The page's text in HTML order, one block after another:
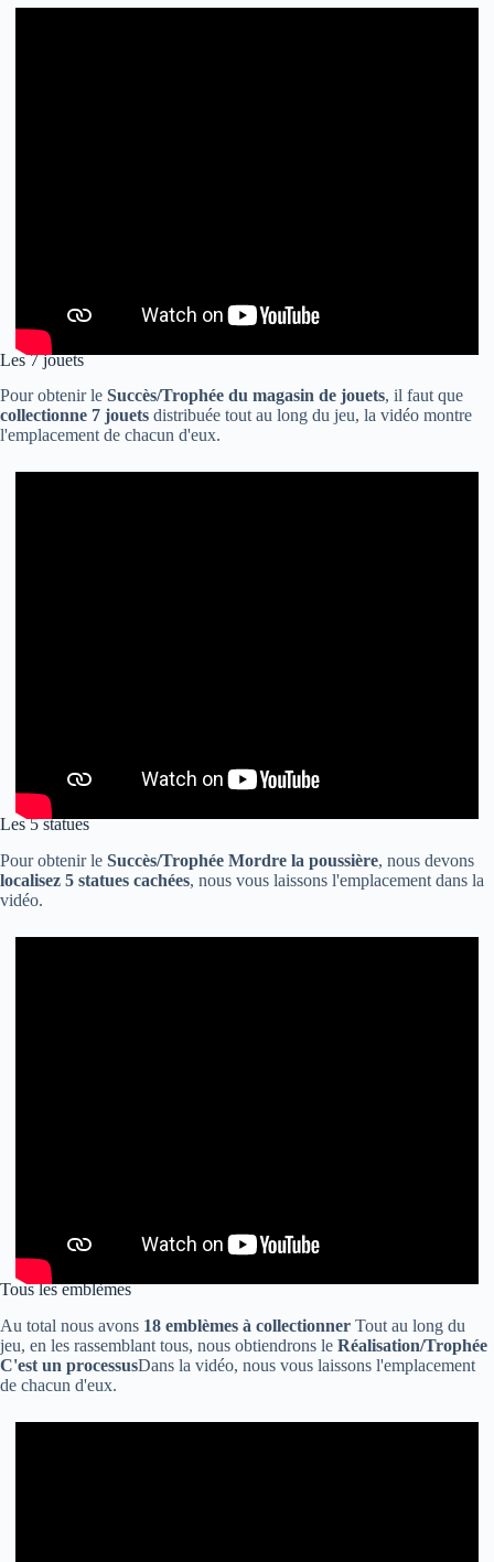
Les 7 jouets
Pour obtenir le Succès/Trophée du magasin de jouets, il faut que
collectionne 7 jouets distribuée tout au long du jeu, la vidéo montre
l'emplacement de chacun d'eux.
Les 5 statues
Pour obtenir le Succès/Trophée Mordre la poussière, nous devons
localisez 5 statues cachées, nous vous laissons l'emplacement dans la
vidéo.
Tous les emblèmes
Au total nous avons 18 emblèmes à collectionner Tout au long du
jeu, en les rassemblant tous, nous obtiendrons le Réalisation/Trophée
C'est un processusDans la vidéo, nous vous laissons l'emplacement
de chacun d'eux.